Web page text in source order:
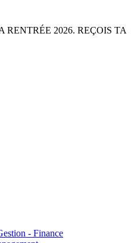
RENTRÉE 2026. REÇOIS TA
- Finance